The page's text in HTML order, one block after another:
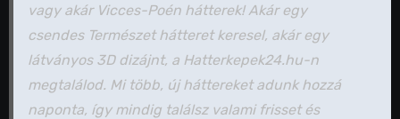
vagy akár Vicces-Poén hátterek! Akár egy
csendes Természet hátteret keresel, akár egy
látványos 3D dizájnt, a Hatterkepek24.hu-n
megtalálod. Mi több, új háttereket adunk hozzá
naponta, így mindig találsz valami frisset és